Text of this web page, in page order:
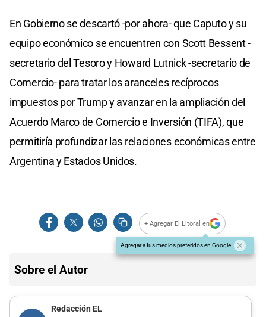
En Gobierno se descartó -por ahora- que Caputo y su
equipo económico se encuentren con Scott Bessent -
secretario del Tesoro y Howard Lutnick -secretario de
Comercio- para tratar los aranceles recíprocos
impuestos por Trump y avanzar en la ampliación del
Acuerdo Marco de Comercio e Inversión (TIFA), que
permitiría profundizar las relaciones económicas entre
Argentina y Estados Unidos.
+ Agregar El Litoral en
Agregar a tus medios preferidos en Google
Sobre el Autor
Redacción EL